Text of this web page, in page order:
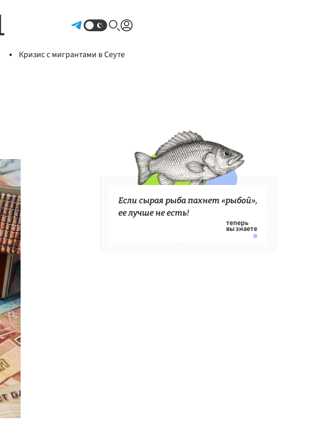
Кризис с мигрантами в Сеуте
Если сырая рыба пахнет «рыбой»,
ее лучше не есть!